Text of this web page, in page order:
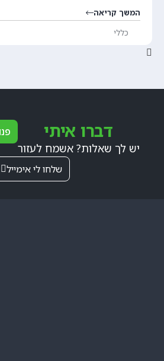
המשך קריאה
כללי
דברו איתי
יש לך שאלות? אשמח לעזור
שלחו לי אימייל